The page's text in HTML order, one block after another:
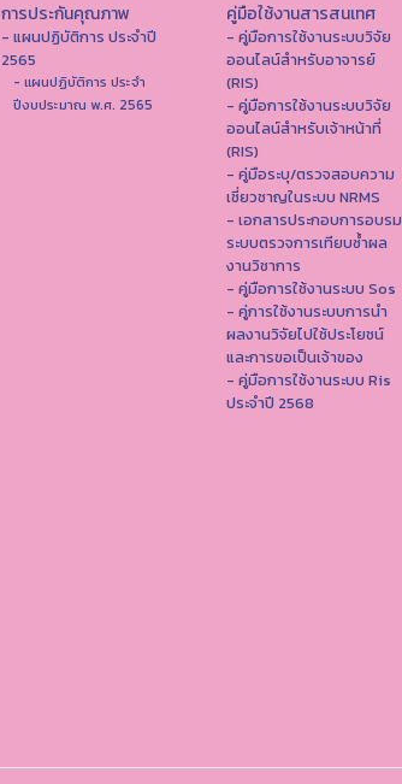
การประกันคุณภาพ
- แผนปฏิบัติการ ประจำปี
2565
- แผนปฏิบัติการ ประจำ
ปีงบประมาณ พ.ศ. 2565
คู่มือใช้งานสารสนเทศ
- คู่มือการใช้งานระบบวิจัย
ออนไลน์สำหรับอาจารย์
(RIS)
- คู่มือการใช้งานระบบวิจัย
ออนไลน์สำหรับเจ้าหน้าที่
(RIS)
- คู่มือระบุ/ตรวจสอบความ
เชี่ยวชาญในระบบ NRMS
- เอกสารประกอบการอบรม
ระบบตรวจการเทียบซ้ำผล
งานวิชาการ
- คู่มือการใช้งานระบบ Sos
- คู่การใช้งานระบบการนำ
ผลงานวิจัยไปใช้ประโยชน์
และการขอเป็นเจ้าของ
- คู่มือการใช้งานระบบ Ris
ประจำปี 2568